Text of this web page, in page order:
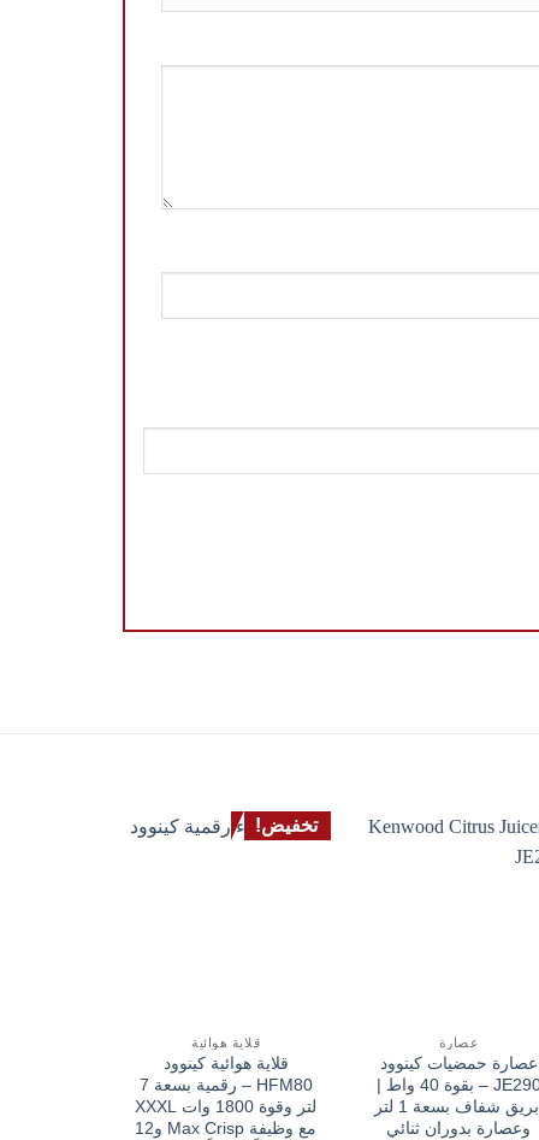
عصارة
عصارة حمضيات كينوود
JE290 – بقوة 40 واط |
إبريق شفاف بسعة 1 لتر
وعصارة بدوران ثنائي
تخفيض!
قلاية هوائية
قلاية هوائية كينوود
HFM80 – رقمية بسعة 7
لتر وقوة 1800 وات XXXL
مع وظيفة Max Crisp و12